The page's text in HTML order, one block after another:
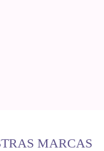
MARCAS